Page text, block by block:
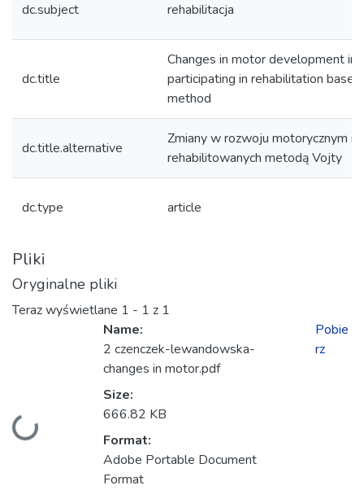
dc.subject rehabilitacja
dc.title
Changes in motor development in
participating in rehabilitation
method
dc.title.alternative
Zmiany w rozwoju motorycznym
rehabilitowanych metodą Vojty
dc.type article
Pliki
Oryginalne pliki
Teraz wyświetlane 1 - 1 z 1
Ładowanie...
Name:
2 czenczek-lewandowska-
changes in motor.pdf
Size:
666.82 KB
Format:
Adobe Portable Document
Format
Pobie
rz